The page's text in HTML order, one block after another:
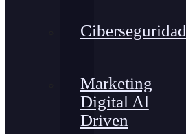
Ciberseguridad
Marketing
Digital Al
Driven